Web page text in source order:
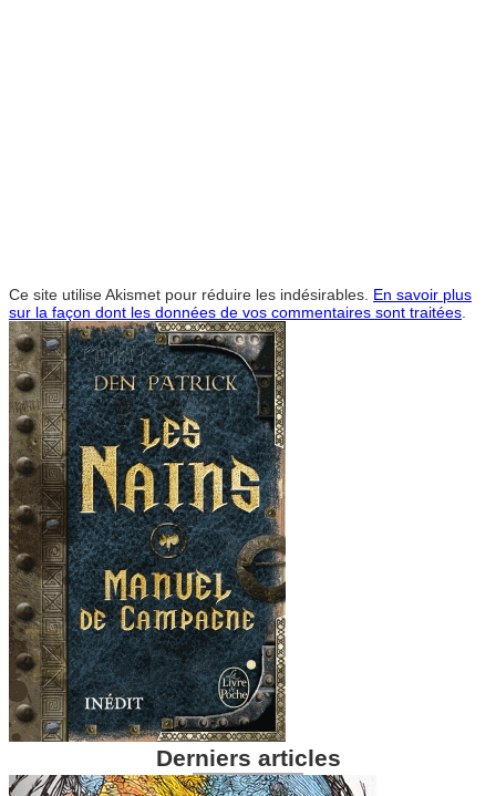
Ce site utilise Akismet pour réduire les indésirables. En savoir plus
sur la façon dont les données de vos commentaires sont traitées
Derniers articles